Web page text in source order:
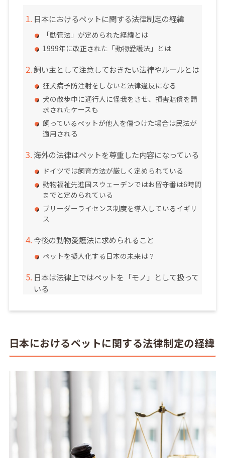
日本におけるペットに関する法律制定の経緯
「動管法」が定められた経緯とは
1999年に改正された「動物愛護法」とは
飼い主として注意しておきたい法律やルールとは
狂犬病予防注射をしないと法律違反になる
犬の散歩中に通行人に怪我をさせ、損害賠償を請
求されたケースも
飼っているペットが他人を傷つけた場合は民法が
適用される
海外の法律はペットを尊重した内容になっている
ドイツでは飼育方法が厳しく定められている
動物福祉先進国スウェーデンではお留守番は6時間
までと定められている
ブリーダーライセンス制度を導入しているイギリ
ス
今後の動物愛護法に求められること
ペットを擬人化する日本の未来は？
日本は法律上ではペットを「モノ」として扱って
いる
日本におけるペットに関する法律制定の経緯